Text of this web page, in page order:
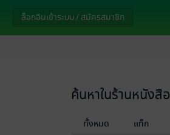
ล็อกอินเข้าระบบ / สมัครสมาชิก
ค้นหาในร้านหนังสือ
ทั้งหมด แท็ก